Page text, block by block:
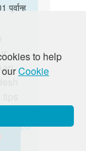
to help
Cookie
tips